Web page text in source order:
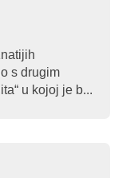
s drugim
u kojoj je b...